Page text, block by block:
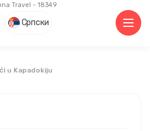
Travel - 18349
Српски
u Kapadokiju